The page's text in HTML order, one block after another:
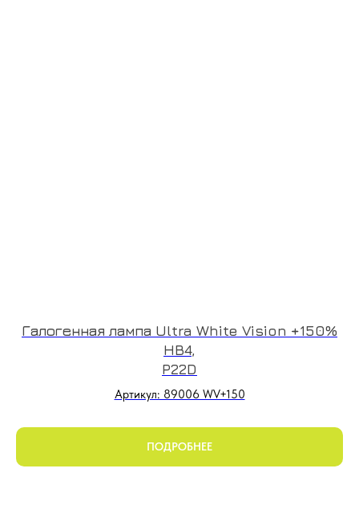
Галогенная лампа Ultra White Vision +150%
HB4,
P22D
Артикул: 89006 WV+150
ПОДРОБНЕЕ